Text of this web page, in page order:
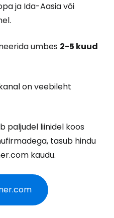
ja Ida-Aasia või
umbes 2-5 kuud
on veebileht
paljudel liinidel koos
tasub hindu
kaudu.